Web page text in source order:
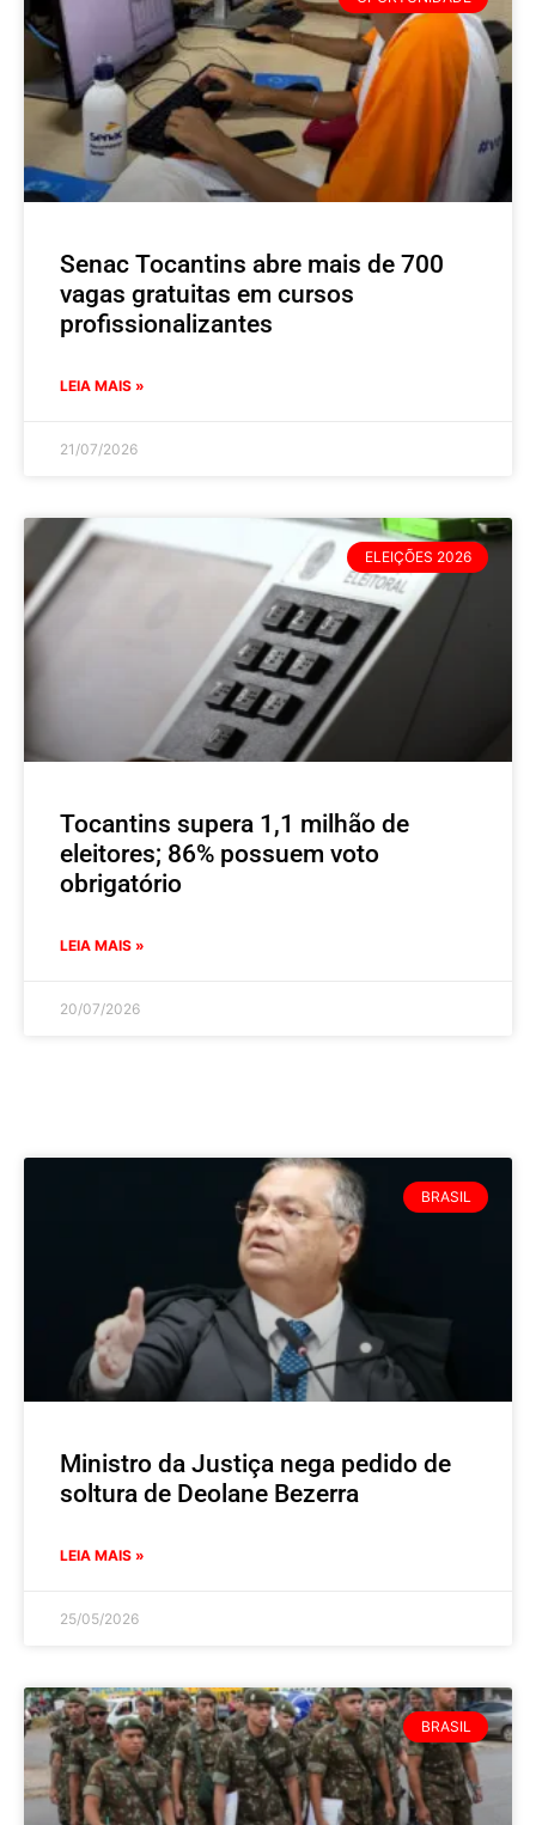
Senac Tocantins abre mais de 700
vagas gratuitas em cursos
profissionalizantes
LEIA MAIS »
21/07/2026
ELEIÇÕES 2026
Tocantins supera 1,1 milhão de
eleitores; 86% possuem voto
obrigatório
LEIA MAIS »
20/07/2026
BRASIL
Ministro da Justiça nega pedido de
soltura de Deolane Bezerra
LEIA MAIS »
25/05/2026
BRASIL